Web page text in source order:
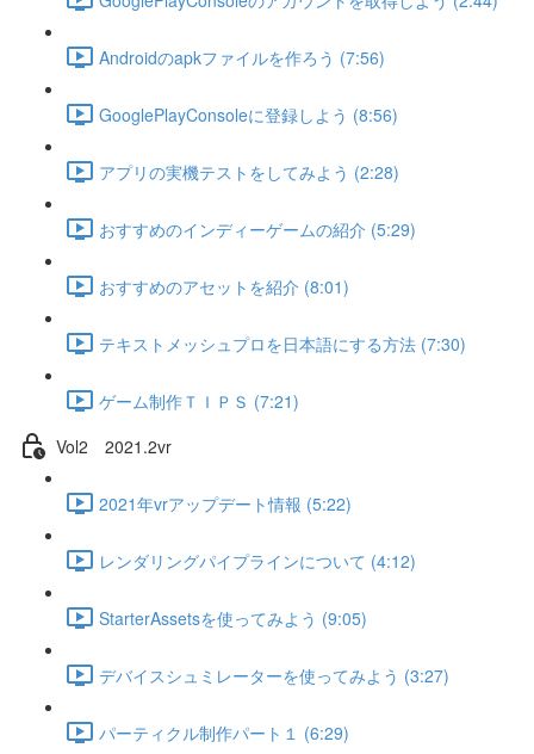
Androidのapkファイルを作ろう (7:56)
GooglePlayConsoleに登録しよう (8:56)
アプリの実機テストをしてみよう (2:28)
おすすめのインディーゲームの紹介 (5:29)
おすすめのアセットを紹介 (8:01)
テキストメッシュプロを日本語にする方法 (7:30)
ゲーム制作ＴＩＰＳ (7:21)
Vol2 2021.2vr
2021年vrアップデート情報 (5:22)
レンダリングパイプラインについて (4:12)
StarterAssetsを使ってみよう (9:05)
デバイスシュミレーターを使ってみよう (3:27)
パーティクル制作パート１ (6:29)